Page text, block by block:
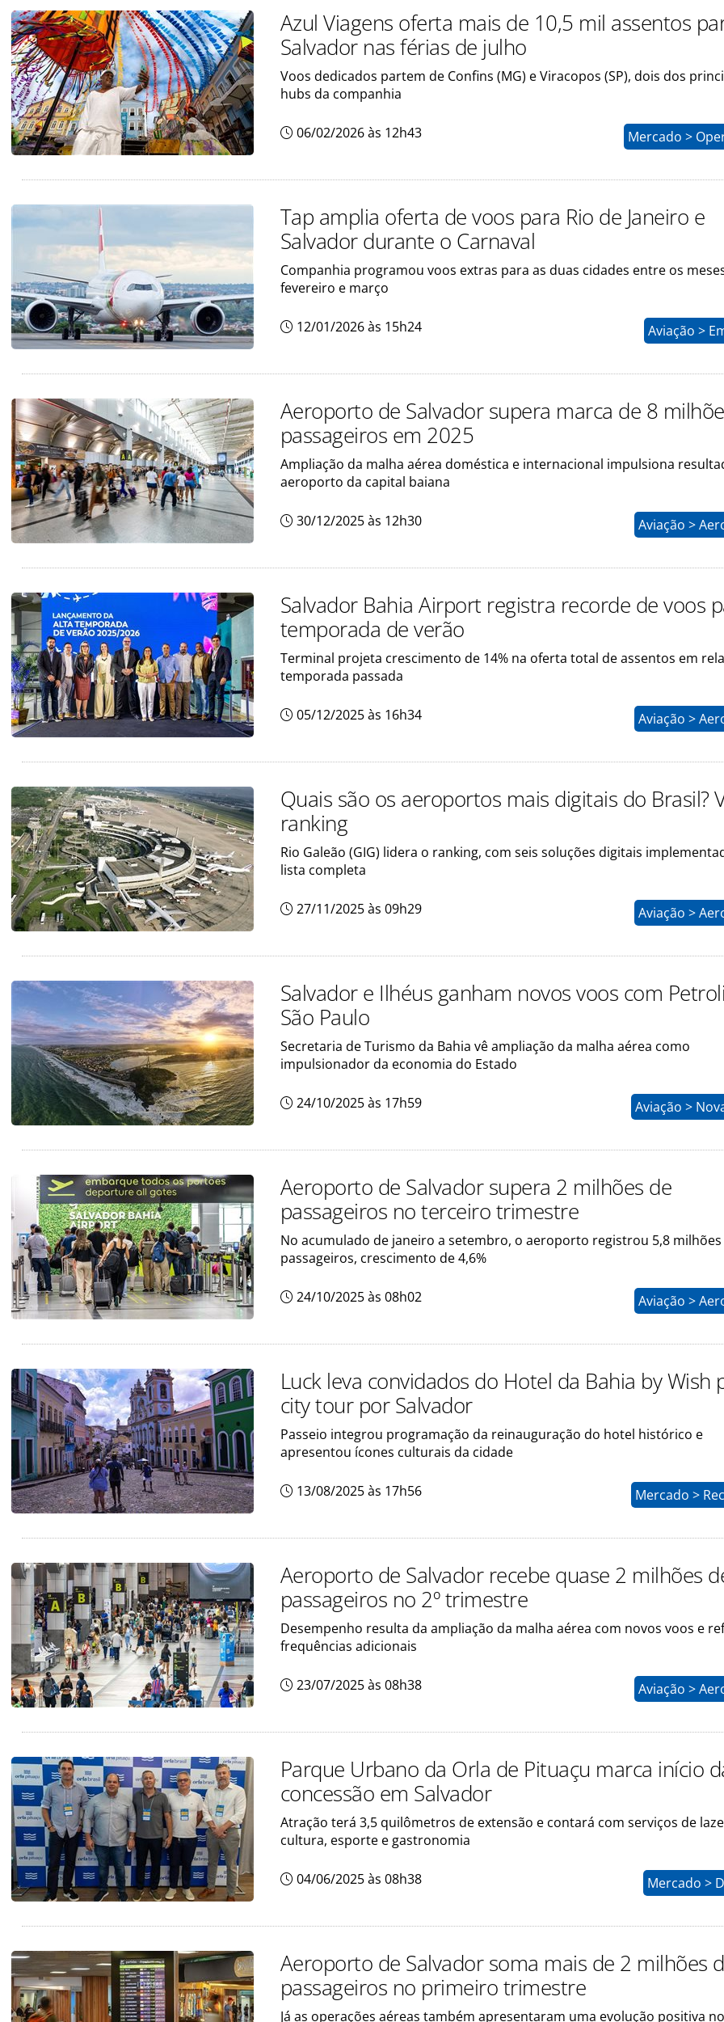
Azul Viagens oferta mais de 10,5 mil assentos
Salvador nas férias de julho
Voos dedicados partem de Confins (MG) e Viracopos (SP), dois dos
hubs da companhia
06/02/2026 às 12h43 Mercado >
Tap amplia oferta de voos para Rio de Janeiro e
Salvador durante o Carnaval
Companhia programou voos extras para as duas cidades entre os
fevereiro e março
12/01/2026 às 15h24 Aviação >
Aeroporto de Salvador supera marca de 8
passageiros em 2025
Ampliação da malha aérea doméstica e internacional impulsiona
aeroporto da capital baiana
30/12/2025 às 12h30 Aviação >
Salvador Bahia Airport registra recorde de voos
temporada de verão
Terminal projeta crescimento de 14% na oferta total de assentos em
temporada passada
05/12/2025 às 16h34 Aviação >
Quais são os aeroportos mais digitais do Brasil?
ranking
Rio Galeão (GIG) lidera o ranking, com seis soluções digitais
lista completa
27/11/2025 às 09h29 Aviação >
Salvador e Ilhéus ganham novos voos com
São Paulo
Secretaria de Turismo da Bahia vê ampliação da malha aérea como
impulsionador da economia do Estado
24/10/2025 às 17h59 Aviação >
Aeroporto de Salvador supera 2 milhões de
passageiros no terceiro trimestre
No acumulado de janeiro a setembro, o aeroporto registrou 5,8
passageiros, crescimento de 4,6%
24/10/2025 às 08h02 Aviação >
Luck leva convidados do Hotel da Bahia by Wish
city tour por Salvador
Passeio integrou programação da reinauguração do hotel histórico e
apresentou ícones culturais da cidade
13/08/2025 às 17h56 Mercado >
Aeroporto de Salvador recebe quase 2 milhões
passageiros no 2º trimestre
Desempenho resulta da ampliação da malha aérea com novos voos e
frequências adicionais
23/07/2025 às 08h38 Aviação >
Parque Urbano da Orla de Pituaçu marca início
concessão em Salvador
Atração terá 3,5 quilômetros de extensão e contará com serviços de
cultura, esporte e gastronomia
04/06/2025 às 08h38 Mercado >
Aeroporto de Salvador soma mais de 2 milhões
passageiros no primeiro trimestre
Já as operações aéreas também apresentaram uma evolução positiva no